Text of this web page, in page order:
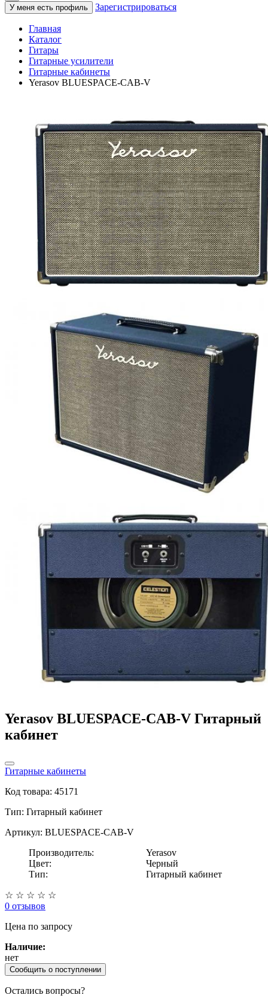
У меня есть профиль
Зарегистрироваться
Главная
Каталог
Гитары
Гитарные усилители
Гитарные кабинеты
Yerasov BLUESPACE-CAB-V
Yerasov BLUESPACE-CAB-V Гитарный
кабинет
Гитарные кабинеты
Код товара: 45171
Тип: Гитарный кабинет
Артикул: BLUESPACE-CAB-V
Производитель:
Yerasov
Цвет:
Черный
Тип:
Гитарный кабинет
☆ ☆ ☆ ☆ ☆
0 отзывов
Цена по запросу
Наличие:
нет
Сообщить о поступлении
Остались вопросы?